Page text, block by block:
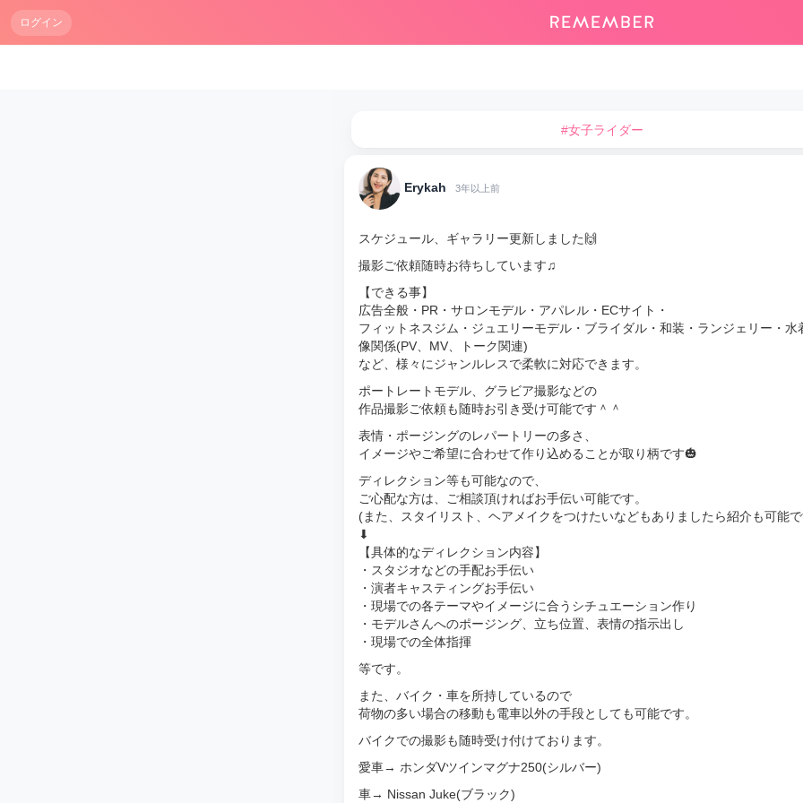
ログイン
#女子ライダー
Erykah 3年以上前
スケジュール、ギャラリー更新しました🙌
撮影ご依頼随時お待ちしています♫
【できる事】
広告全般・PR・サロンモデル・アパレル・ECサイト・
フィットネスジム・ジュエリーモデル・ブライダル・和装・ランジェリー・水
像関係(PV、MV、トーク関連)
など、様々にジャンルレスで柔軟に対応できます。
ポートレートモデル、グラビア撮影などの
作品撮影ご依頼も随時お引き受け可能です＾＾
表情・ポージングのレパートリーの多さ、
イメージやご希望に合わせて作り込めることが取り柄です🎃
ディレクション等も可能なので、
ご心配な方は、ご相談頂ければお手伝い可能です。
(また、スタイリスト、ヘアメイクをつけたいなどもありましたら紹介も可能
⬇︎
【具体的なディレクション内容】
・スタジオなどの手配お手伝い
・演者キャスティングお手伝い
・現場での各テーマやイメージに合うシチュエーション作り
・モデルさんへのポージング、立ち位置、表情の指示出し
・現場での全体指揮
等です。
また、バイク・車を所持しているので
荷物の多い場合の移動も電車以外の手段としても可能です。
バイクでの撮影も随時受け付けております。
愛車→ ホンダVツインマグナ250(シルバー)
車→ Nissan Juke(ブラック)